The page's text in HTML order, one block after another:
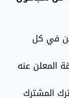
في كل
المعلن عنه
المشترك